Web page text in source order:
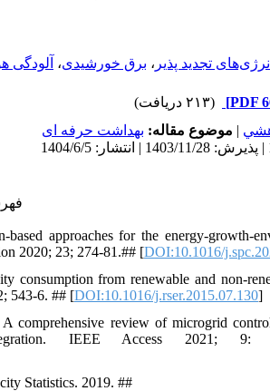
انرژی‌های تجدید پذیر ، برق خورشیدی، آلودگی
(۲۱۳ دریافت)
| موضوع مقاله: بهداشت حرفه ای
approaches for the energy-growth-
2020; 23; 274-81.## [DOI:10.1016/
consumption from renewable and non-
543-6. ## [DOI:10.1016/j.rser.2015.07.130]
review of microgrid
IEEE Access 2021; 9:
Statistics. 2019. ##